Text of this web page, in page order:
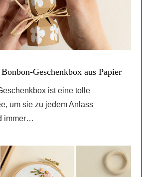
Geschenkbox aus Papier
ist eine tolle
um sie zu jedem Anlass
immer…